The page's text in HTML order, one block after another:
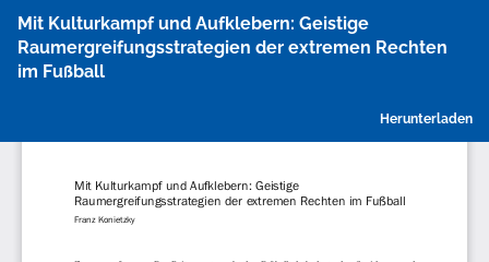
Artikeldetails
zurückkehren
Mit Kulturkampf und Aufklebern: Geistige
Raumergreifungsstrategien der extremen Rechten
im Fußball
Herunterladen